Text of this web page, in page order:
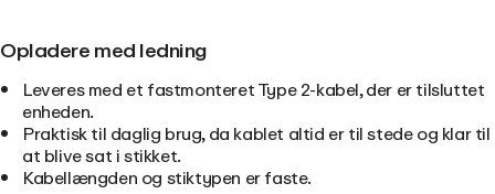
Opladere med ledning
Leveres med et fastmonteret Type 2-kabel, der er tilsluttet
enheden.
Praktisk til daglig brug, da kablet altid er til stede og klar til
at blive sat i stikket.
Kabellængden og stiktypen er faste.